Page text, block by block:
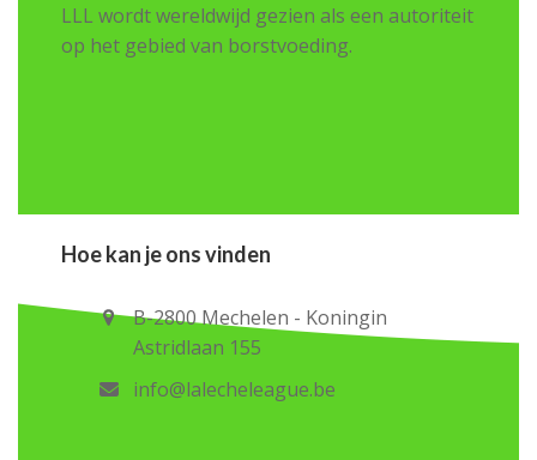
LLL wordt wereldwijd gezien als een autoriteit
op het gebied van borstvoeding.
Hoe kan je ons vinden
B-2800 Mechelen - Koningin
Astridlaan 155
info@lalecheleague.be